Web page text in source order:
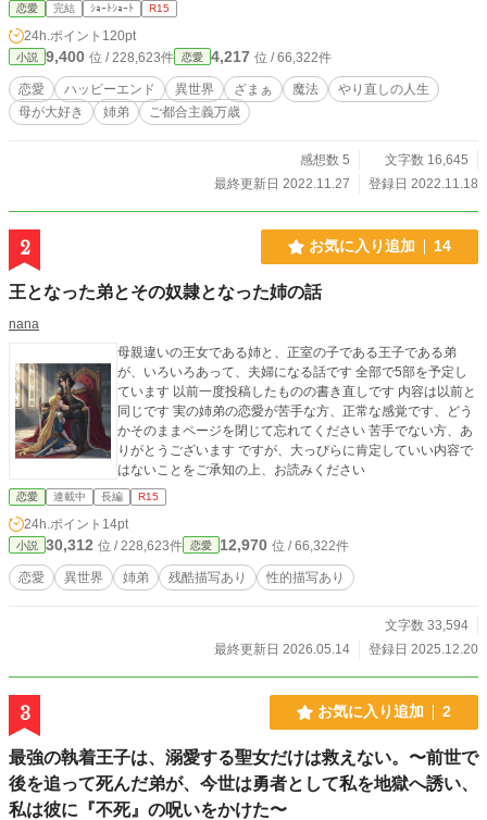
やり直しの物語。 ブランシュが幸せになるように導くのは娘と息子。 この物
語は息子の視点とブランシュの視点が交差します。 おかしなところがあるか
もしれませんが、独自の世界の物語なのでおおらかに見守っていただけるとうれ
しいです。 ご都合主義の緩いお話です。 よろしくお願いします。
恋愛 完結 ｼｮｰﾄｼｮｰﾄ R15
24h.ポイント 120pt
小説 9,400 位 / 228,623件 恋愛 4,217 位 / 66,322件
恋愛 ハッピーエンド 異世界 ざまぁ 魔法
やり直しの人生
母が大好き
姉弟 ご都合主義万歳
感想数 5
文字数 16,645
最終更新日 2022.11.27
登録日 2022.11.18
2 お気に入り追加 14
王となった弟とその奴隷となった姉の話
nana
母親違いの王女である姉と、正室の子である王子である弟
が、いろいろあって、夫婦になる話です 全部で5部を予定し
ています 以前一度投稿したものの書き直しです 内容は以前と
同じです 実の姉弟の恋愛が苦手な方、正常な感覚です、どう
かそのままページを閉じて忘れてください 苦手でない方、あ
りがとうございます ですが、大っぴらに肯定していい内容で
はないことをご承知の上、お読みください
恋愛 連載中 長編 R15
24h.ポイント 14pt
小説 30,312 位 / 228,623件 恋愛 12,970 位 / 66,322件
恋愛 異世界 姉弟 残酷描写あり 性的描写あり
文字数 33,594
最終更新日 2026.05.14
登録日 2025.12.20
3 お気に入り追加 2
最強の執着王子は、溺愛する聖女だけは救えない。〜前世で
後を追って死んだ弟が、今世は勇者として私を地獄へ誘い、
私は彼に『不死』の呪いをかけた〜